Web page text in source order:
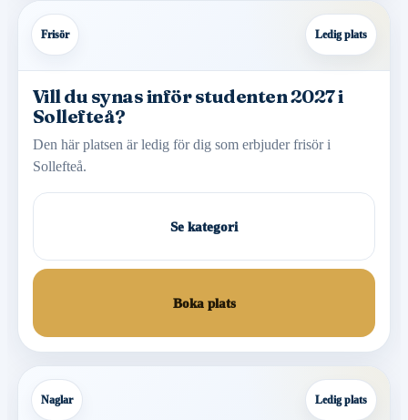
Frisör Ledig plats
Vill du synas inför studenten 2027 i
Sollefteå?
Den här platsen är ledig för dig som erbjuder frisör i
Sollefteå.
Se kategori
Boka plats
Naglar Ledig plats